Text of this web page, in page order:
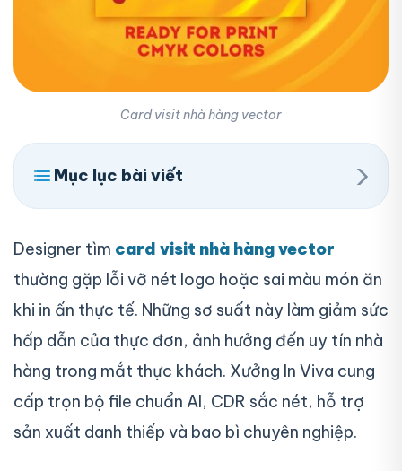
Card visit nhà hàng vector
Mục lục bài viết ›
Designer tìm card visit nhà hàng vector
thường gặp lỗi vỡ nét logo hoặc sai màu món ăn
khi in ấn thực tế. Những sơ suất này làm giảm sức
hấp dẫn của thực đơn, ảnh hưởng đến uy tín nhà
hàng trong mắt thực khách. Xưởng In Viva cung
cấp trọn bộ file chuẩn AI, CDR sắc nét, hỗ trợ
sản xuất danh thiếp và bao bì chuyên nghiệp.